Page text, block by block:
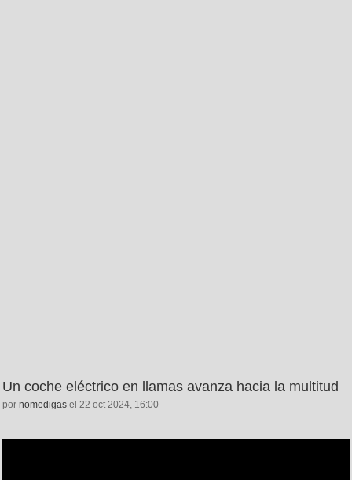
Un coche eléctrico en llamas avanza hacia la multitud
por nomedigas el 22 oct 2024, 16:00